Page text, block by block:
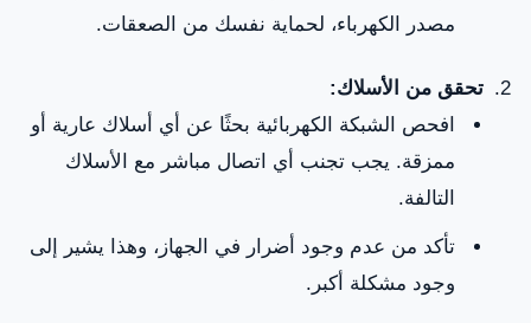
مصدر الكهرباء، لحماية نفسك من الصعقات.
تحقق من الأسلاك:
افحص الشبكة الكهربائية بحثًا عن أي أسلاك عارية أو
ممزقة. يجب تجنب أي اتصال مباشر مع الأسلاك
التالفة.
تأكد من عدم وجود أضرار في الجهاز، وهذا يشير إلى
وجود مشكلة أكبر.